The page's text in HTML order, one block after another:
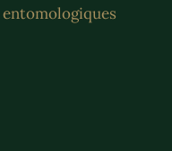
entomologiques